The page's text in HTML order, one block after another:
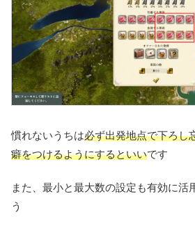
慣れないうちは必ず出発地点で下ろし
癖をつけるようにするといいです
また、最小と最大数の設定も有効に活
う